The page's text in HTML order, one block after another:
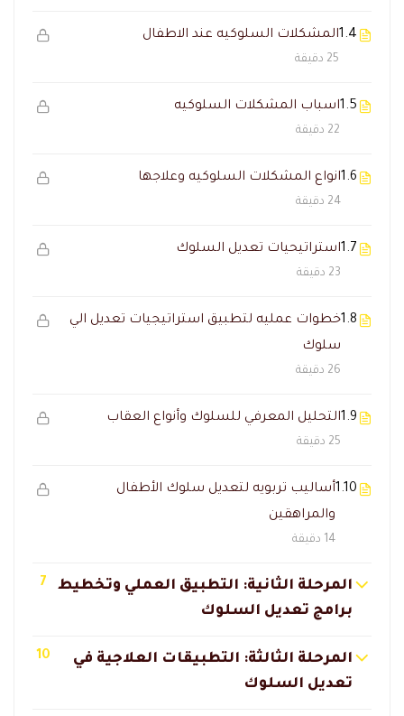
1.4المشكلات السلوكيه عند الاطفال
25 دقيقة
1.5اسباب المشكلات السلوكيه
22 دقيقة
1.6انواع المشكلات السلوكيه وعلاجها
24 دقيقة
1.7استراتيحيات تعديل السلوك
23 دقيقة
1.8خطوات عمليه لتطبيق استراتيجيات تعديل الي
سلوك
26 دقيقة
1.9التحليل المعرفي للسلوك وأنواع العقاب
25 دقيقة
1.10أساليب تربويه لتعديل سلوك الأطفال
والمراهقين
14 دقيقة
المرحلة الثانية: التطبيق العملي وتخطيط
برامج تعديل السلوك
7
المرحلة الثالثة: التطبيقات العلاجية في
تعديل السلوك
10